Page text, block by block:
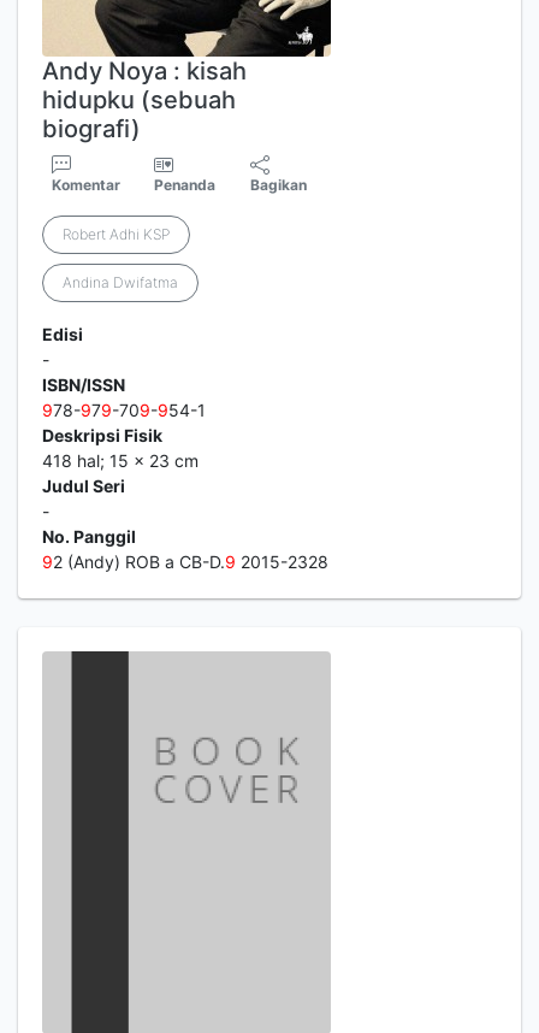
Andy Noya : kisah
hidupku (sebuah
biografi)
Komentar Penanda Bagikan
Robert Adhi KSP
Andina Dwifatma
Edisi
-
ISBN/ISSN
978-979-709-954-1
Deskripsi Fisik
418 hal; 15 x 23 cm
Judul Seri
-
No. Panggil
92 (Andy) ROB a CB-D.9 2015-2328